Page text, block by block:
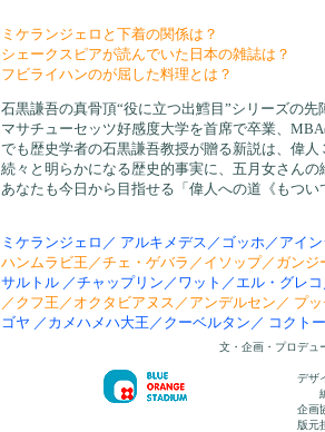
ミケランジェロと下着の関係は？
シェークスピアが読んでいた日本の雑誌は？
フビライハンのが屈した料理とは？
石黒謙吾の真骨頂“役に立つ出鱈目”シリーズの
マサチューセッツ好感度大学を首席で卒業、
でも歴史学者の石黒謙吾教授が贈る新説は、偉
続々と明らかになる歴史的事実に、五月女さん
あなたも今日から目指せる「偉人への道《もつ
ミケランジェロ／ アルキメデス／ゴッホ／アイ
ハンムラビ王／チェ・ゲバラ／イソップ／ガン
サルトル ／チャップリン／ワット／エル・グレ
／クフ王／オクタビアヌス／アンデルセン／ プ
ゴヤ ／カメハメハ大王／クーベルタン／ コクト
文・企画・プロデュ
デザ
企画
版元